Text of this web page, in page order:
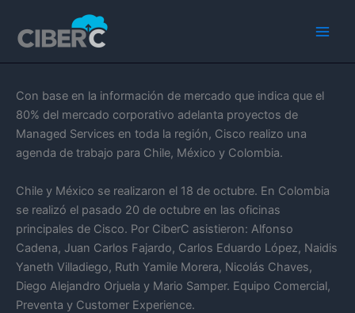
contenido
Con base en la información de mercado que indica que el
80% del mercado corporativo adelanta proyectos de
Managed Services en toda la región, Cisco realizo una
agenda de trabajo para Chile, México y Colombia.
Chile y México se realizaron el 18 de octubre. En Colombia
se realizó el pasado 20 de octubre en las oficinas
principales de Cisco. Por CiberC asistieron: Alfonso
Cadena, Juan Carlos Fajardo, Carlos Eduardo López, Naidis
Yaneth Villadiego, Ruth Yamile Morera, Nicolás Chaves,
Diego Alejandro Orjuela y Mario Samper. Equipo Comercial,
Preventa y Customer Experience.